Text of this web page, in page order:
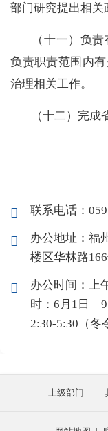
部门研究提出相关
（十一） 负责
负责职责范围内
治理相关工作。
（十二） 完成
联系电话：
办公地址：福
楼区华林路
办公时间：上
时：6月1日—9
2:30-5:30（冬
上级部门